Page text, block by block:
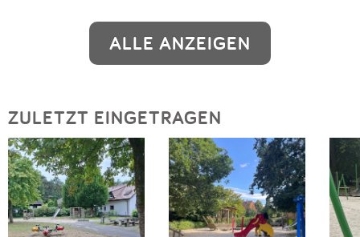
ALLE ANZEIGEN
ZULETZT EINGETRAGEN